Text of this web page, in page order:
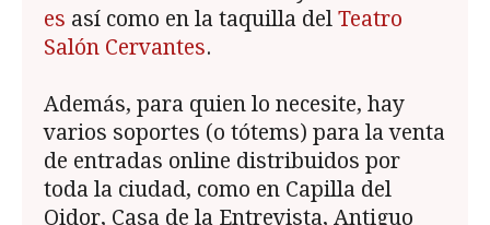
es así como en la taquilla del Teatro
Salón Cervantes.
Además, para quien lo necesite, hay
varios soportes (o tótems) para la venta
de entradas online distribuidos por
toda la ciudad, como en Capilla del
Oidor, Casa de la Entrevista, Antiguo